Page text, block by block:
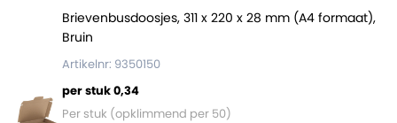
Brievenbusdoosjes, 311 x 220 x 28 mm (A4 formaat),
Bruin
Artikelnr: 9350150
per stuk 0,34
Per stuk (opklimmend per 50)